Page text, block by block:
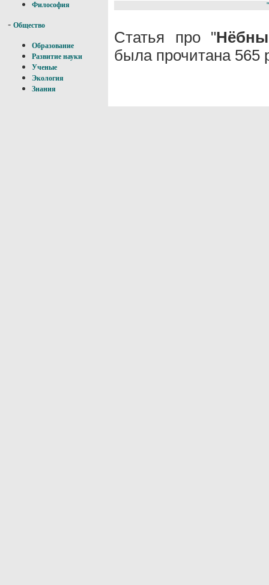
Философия
- Общество
Образование
Развитие науки
Ученые
Экология
Знания
Статья про "
была прочитана 565